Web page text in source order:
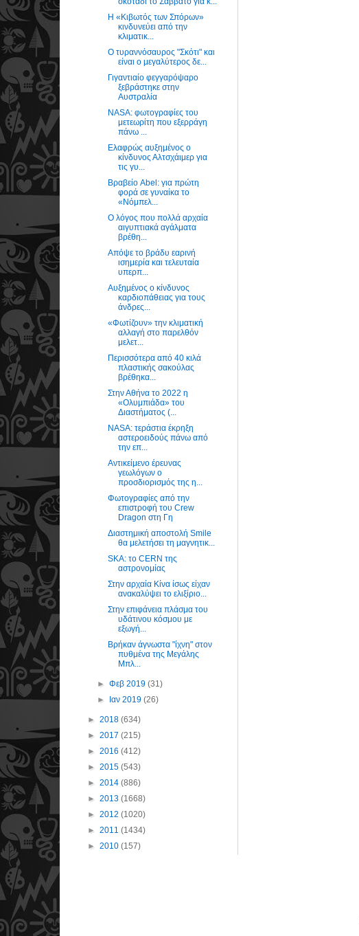
Η «Κιβωτός των Σπόρων»
κινδυνεύει από την
κλιματικ...
Ο τυραννόσαυρος "Σκότι" και
είναι ο μεγαλύτερος δε...
Γιγαντιαίο φεγγαρόψαρο
ξεβράστηκε στην
Αυστραλία
NASA: φωτογραφίες του
μετεωρίτη που εξερράγη
πάνω ...
Ελαφρώς αυξημένος ο
κίνδυνος Αλτσχάιμερ για
τις γυ...
Βραβείο Abel: για πρώτη
φορά σε γυναίκα το
«Νόμπελ...
Ο λόγος που πολλά αρχαία
αιγυπτιακά αγάλματα
βρέθη...
Απόψε το βράδυ εαρινή
ισημερία και τελευταία
υπερπ...
Αυξημένος ο κίνδυνος
καρδιοπάθειας για τους
άνδρες...
«Φωτίζουν» την κλιματική
αλλαγή στο παρελθόν
μελετ...
Περισσότερα από 40 κιλά
πλαστικής σακούλας
βρέθηκα...
Στην Αθήνα το 2022 η
«Ολυμπιάδα» του
Διαστήματος (...
NASA: τεράστια έκρηξη
αστεροειδούς πάνω από
την επ...
Αντικείμενο έρευνας
γεωλόγων ο
προσδιορισμός της η...
Φωτογραφίες από την
επιστροφή του Crew
Dragon στη Γη
Διαστημική αποστολή Smile
θα μελετήσει τη μαγνητικ...
SKA: το CERN της
αστρονομίας
Στην αρχαία Κίνα ίσως είχαν
ανακαλύψει το ελιξίριο...
Στην επιφάνεια πλάσμα του
υδάτινου κόσμου με
εξωγή...
Βρήκαν άγνωστα "ίχνη" στον
πυθμένα της Μεγάλης
Μπλ...
►Φεβ 2019(31)
► Ιαν 2019(26)
► 2018 (634)
► 2017 (215)
► 2016 (412)
► 2015 (543)
► 2014 (886)
► 2013 (1668)
► 2012 (1020)
► 2011 (1434)
► 2010 (157)